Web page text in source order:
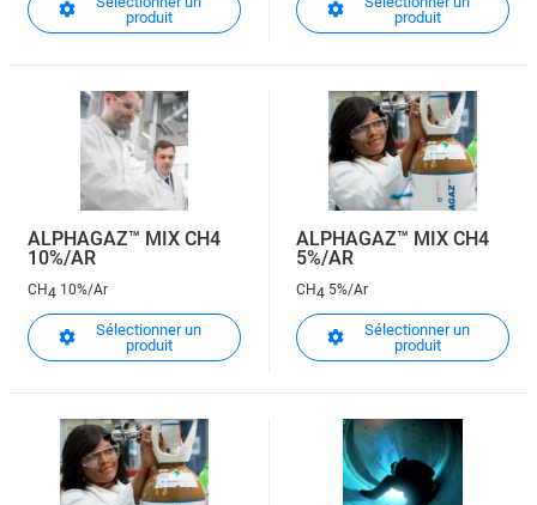
produit
produit
ALPHAGAZ™ MIX CH4
10%/AR
CH4 10%/Ar
Sélectionner un
produit
ALPHAGAZ™ MIX CH4
5%/AR
CH4 5%/Ar
Sélectionner un
produit